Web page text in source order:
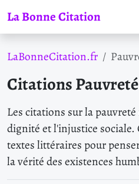
La Bonne Citation
LaBonneCitation.fr
Citations Pauvreté
Les citations sur la
dignité et l'injustice sociale.
textes littéraires pour
la vérité des existences